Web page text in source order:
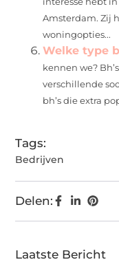
Amsterdam. Zij
woningopties...
Welke type
kennen we?
verschillende
bh’s die extra
Tags:
Bedrijven
Delen:
Laatste Bericht